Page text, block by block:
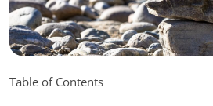
Table of Contents